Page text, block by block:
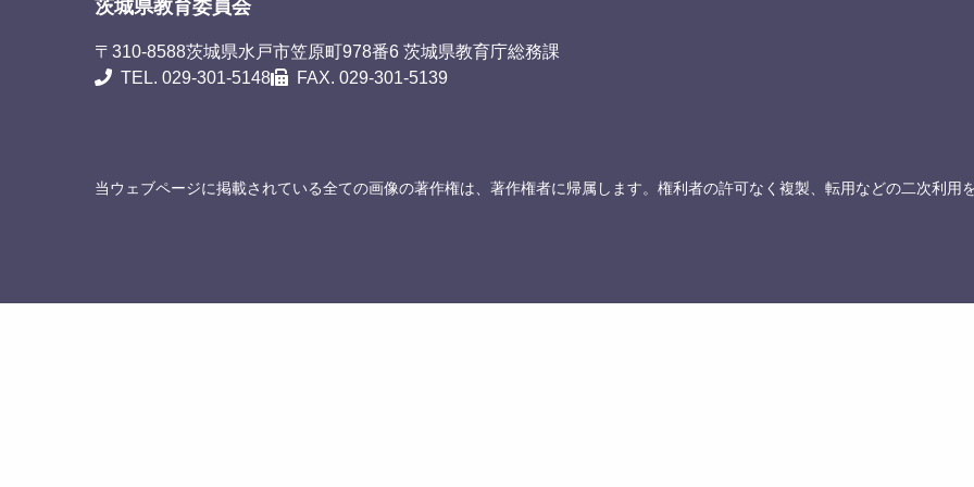
茨城県教育委員会
〒310-8588茨城県水戸市笠原町978番6 茨城県教育庁総務課
TEL. 029-301-5148
FAX. 029-301-5139
当ウェブページに掲載されている全ての画像の著作権は、著作権者に帰属します。権利者の許可なく複製、転用などの二次利用